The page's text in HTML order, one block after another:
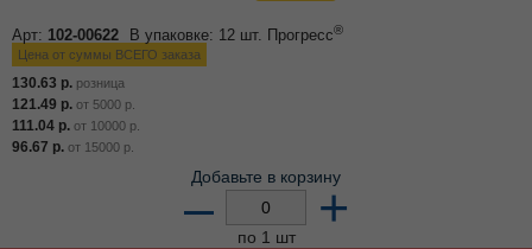
Арт: 102-00622 В упаковке: 12 шт. Прогресс®
Цена от суммы ВСЕГО заказа
130.63 р. розница
121.49 р. от 5000 р.
111.04 р. от 10000 р.
96.67 р. от 15000 р.
Добавьте в корзину
– +
по 1 шт